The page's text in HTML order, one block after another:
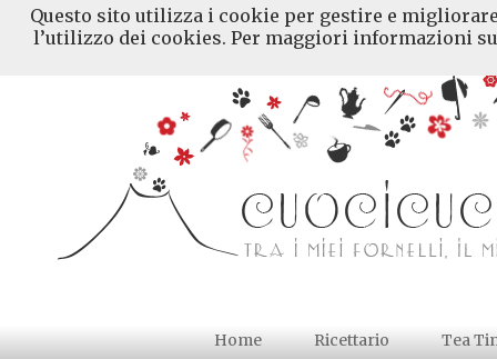
Home Ricettario Tea
Questo sito utilizza i cookie per gestire e
l’utilizzo dei cookies. Per maggiori informazioni